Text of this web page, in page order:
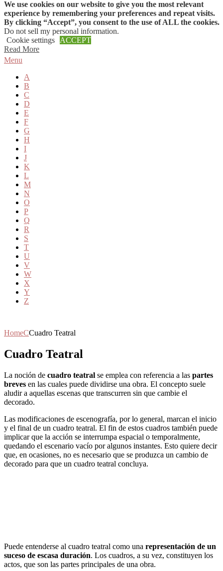
Skip to content
Menu
A
B
C
D
E
F
G
H
I
J
K
L
M
N
O
P
Q
R
S
T
U
V
W
X
Y
Z
HomeCCuadro Teatral
Cuadro Teatral
La noción de cuadro teatral se emplea con referencia a las partes
breves en las cuales puede dividirse una obra. El concepto suele
aludir a aquellas escenas que transcurren sin que cambie el
decorado.
Las modificaciones de escenografía, por lo general, marcan el inicio
y el final de un cuadro teatral. El fin de estos cuadros también puede
implicar que la acción se interrumpa espacial o temporalmente,
quedando el escenario vacío por algunos instantes. Esto quiere decir
que, en ocasiones, no es necesario que se produzca un cambio de
decorado para que un cuadro teatral concluya.
Puede entenderse al cuadro teatral como una representación de un
suceso de escasa duración. Los cuadros, a su vez, constituyen los
actos, que son las partes principales de una obra.
We use cookies on our website to give you the most relevant
experience by remembering your preferences and repeat visits.
By clicking “Accept”, you consent to the use of ALL the cookies.
Do not sell my personal information.
Cookie settings
ACCEPT
Read More